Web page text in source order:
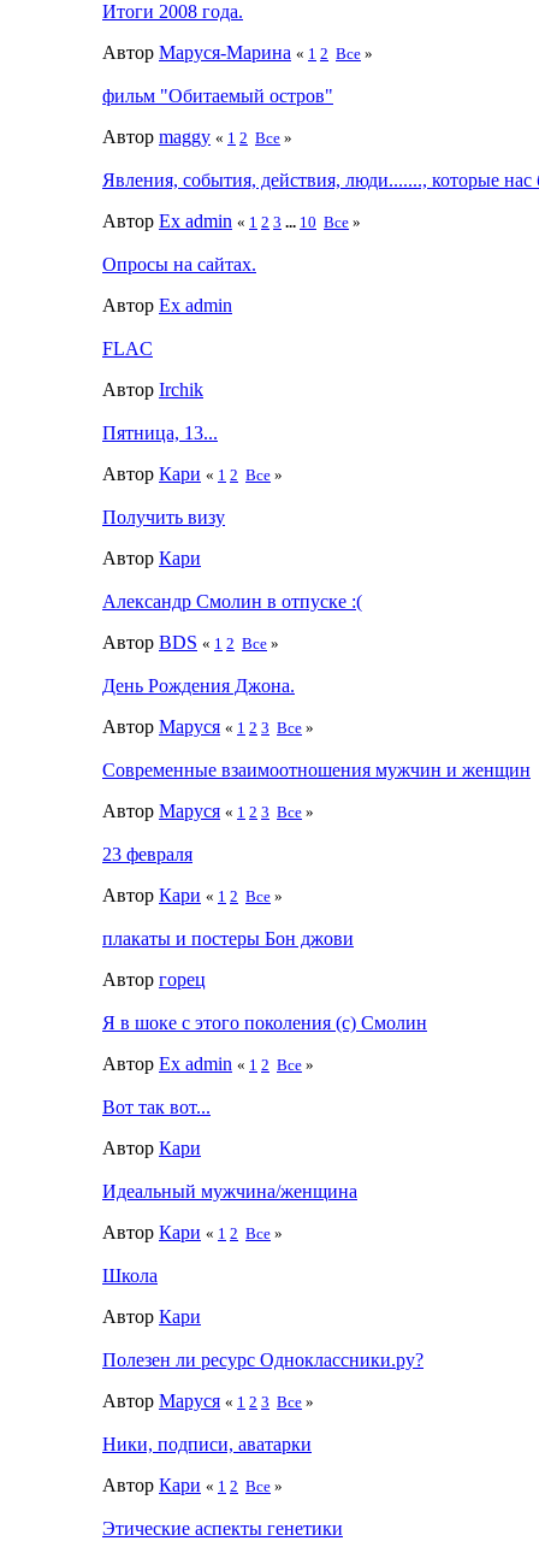
Итоги 2008 года.
Автор Маруся-Марина « 1 2 Все »
фильм "Обитаемый остров"
Автор maggy « 1 2 Все »
Явления, события, действия, люди......., которые нас
Автор Ex admin « 1 2 3 ... 10 Все »
Опросы на сайтах.
Автор Ex admin
FLAC
Автор Irchik
Пятница, 13...
Автор Кари « 1 2 Все »
Получить визу
Автор Кари
Александр Смолин в отпуске :(
Автор BDS « 1 2 Все »
День Рождения Джона.
Автор Маруся « 1 2 3 Все »
Современные взаимоотношения мужчин и женщин
Автор Маруся « 1 2 3 Все »
23 февраля
Автор Кари « 1 2 Все »
плакаты и постеры Бон джови
Автор горец
Я в шоке с этого поколения (с) Смолин
Автор Ex admin « 1 2 Все »
Вот так вот...
Автор Кари
Идеальный мужчина/женщина
Автор Кари « 1 2 Все »
Школа
Автор Кари
Полезен ли ресурс Одноклассники.ру?
Автор Маруся « 1 2 3 Все »
Ники, подписи, аватарки
Автор Кари « 1 2 Все »
Этические аспекты генетики